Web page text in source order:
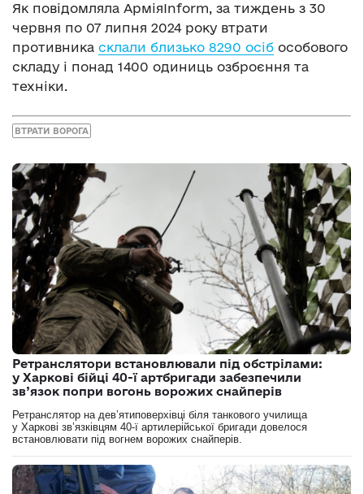
Як повідомляла АрміяInform, за тиждень з 30
червня по 07 липня 2024 року втрати
противника склали близько 8290 осіб особового
складу і понад 1400 одиниць озброєння та
техніки.
ВТРАТИ ВОРОГА
Ретранслятори встановлювали під обстрілами:
у Харкові бійці 40-ї артбригади забезпечили
зв’язок попри вогонь ворожих снайперів
Ретранслятор на дев’ятиповерхівці біля танкового училища
у Харкові зв’язківцям 40-ї артилерійської бригади довелося
встановлювати під вогнем ворожих снайперів.